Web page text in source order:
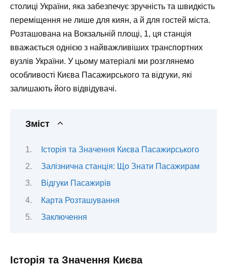
столиці України, яка забезпечує зручність та швидкість
переміщення не лише для киян, а й для гостей міста.
Розташована на Вокзальній площі, 1, ця станція
вважається однією з найважливіших транспортних
вузлів України. У цьому матеріалі ми розглянемо
особливості Києва Пасажирського та відгуки, які
залишають його відвідувачі.
Зміст
Історія та Значення Києва Пасажирського
Залізнична станція: Що Знати Пасажирам
Відгуки Пасажирів
Карта Розташування
Заключення
Історія та Значення Києва